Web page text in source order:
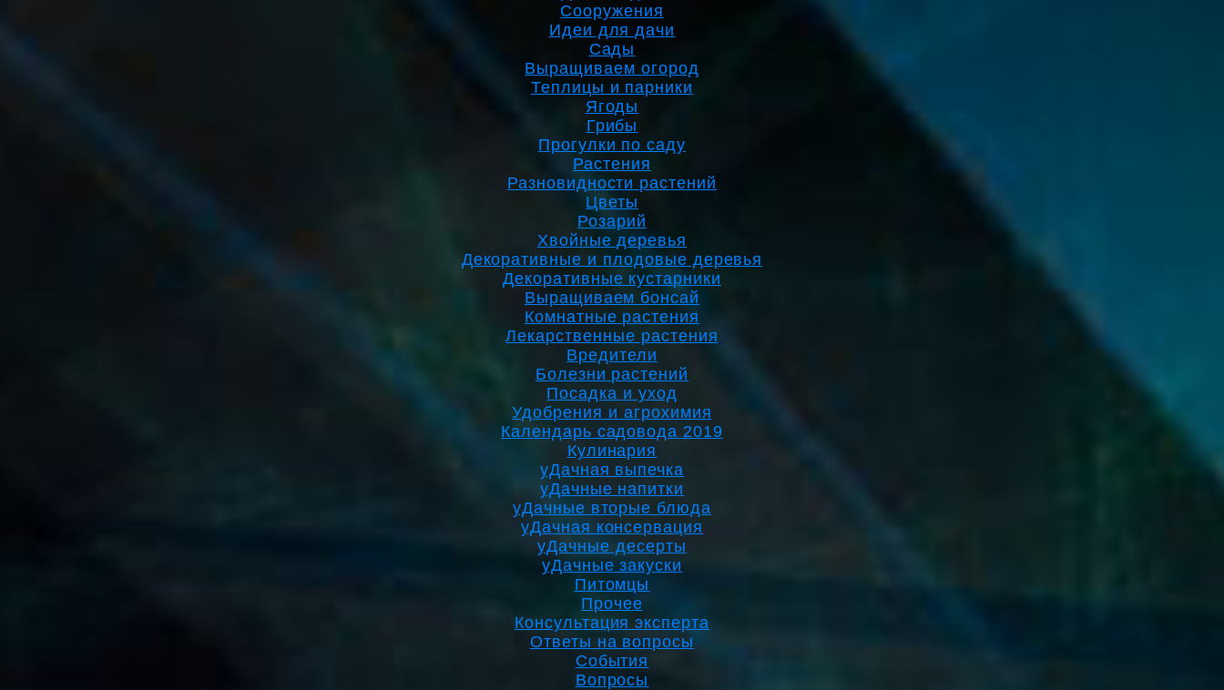
Сооружения
Идеи для дачи
Сады
Выращиваем огород
Теплицы и парники
Ягоды
Грибы
Прогулки по саду
Растения
Разновидности растений
Цветы
Розарий
Хвойные деревья
Декоративные и плодовые деревья
Декоративные кустарники
Выращиваем бонсай
Комнатные растения
Лекарственные растения
Вредители
Болезни растений
Посадка и уход
Удобрения и агрохимия
Календарь садовода 2019
Кулинария
уДачная выпечка
уДачные напитки
уДачные вторые блюда
уДачная консервация
уДачные десерты
уДачные закуски
Питомцы
Прочее
Консультация эксперта
Ответы на вопросы
События
Вопросы